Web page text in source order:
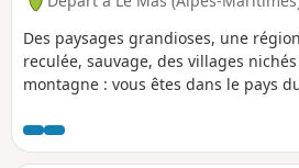
Des paysages grandioses, une région
reculée, sauvage, des villages
montagne : vous êtes dans le pays
cadre magnifique, alternant des
des pistes en sous-bois, en plaine,